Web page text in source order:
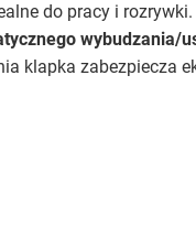
do pracy i rozrywki.
wybudzania/
klapka zabezpiecza